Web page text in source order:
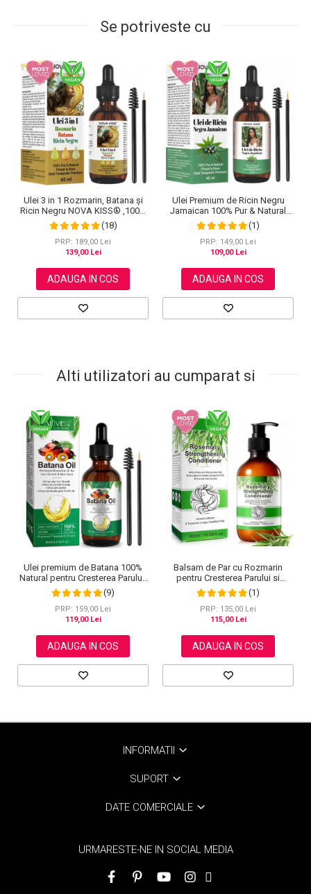
Se potriveste cu
Ulei 3 in 1 Rozmarin, Batana și
Ricin Negru NOVA KISS® ,100%
Pur & Natural, Grad Terapeutic
Premium, pentru Cresterea
Parului, Tratarea Scalpului si
Pielii, 60 ml
(18)
PRP: 189,00 Lei
139,00 Lei
ADAUGA IN COS
Ulei Premium de Ricin Negru
Jamaican 100% Pur & Natural
NOVA KISS® pentru cresterea
parului, ingrijirea scalpului, pielii,
genelor si sprancenelor, 60 ml
(1)
PRP: 149,00 Lei
109,00 Lei
ADAUGA IN COS
Alti utilizatori au cumparat si
Ulei premium de Batana 100%
Natural pentru Cresterea Parului,
Tratarea scalpului, Ingrijirea
Tenului, Genelor si Sprancenelor,
Aliver 60 ml
(9)
PRP: 159,00 Lei
119,00 Lei
ADAUGA IN COS
Balsam de Par cu Rozmarin
pentru Cresterea Parului si
Intarirea Firului de Par, Infuzat cu
Biotina, NOVA KISS®, 300 ml
(1)
PRP: 135,00 Lei
115,00 Lei
ADAUGA IN COS
INFORMATII
SUPORT
DATE COMERCIALE
URMARESTE-NE IN SOCIAL MEDIA